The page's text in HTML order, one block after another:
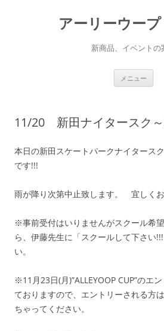
アーリーウー
新商品、イベントの
メニュー
ス
プ
11/20 新田ナイタースク～
本日の新田スケートパークナイタース
です!!!
雨が降り次第中止致します。 宜しくお
※事前受付はいりませんがスクール希
ら、伊藤先生に「スクールして下さい
い。
※11月23日(月)”ALLEYOOP CUP”のエ
ておりますので、エントリーされる方
ちゃってください。